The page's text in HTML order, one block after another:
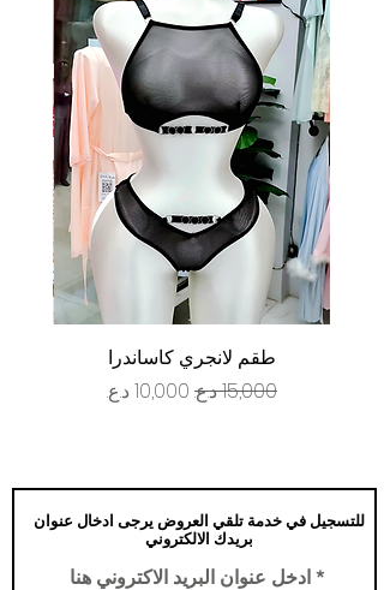
طقم لانجري كاساندرا
سعر عادي سعر البيع
للتسجيل في خدمة تلقي العروض يرجى ادخال عنوان
بريدك الالكتروني
ادخل عنوان البريد الاكتروني هنا